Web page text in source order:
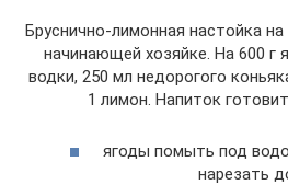
Бруснично-лимонная настойка
начинающей хозяйке. На 600 г
водки, 250 мл недорогого
1 лимон. Напиток
ягоды помыть под
нарезать